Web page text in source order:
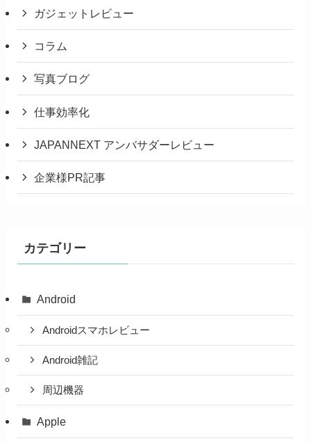
ガジェットレビュー
コラム
写真ブログ
仕事効率化
JAPANNEXT アンバサダーレビュー
企業様PR記事
カテゴリー
Android
Androidスマホレビュー
Android雑記
周辺機器
Apple